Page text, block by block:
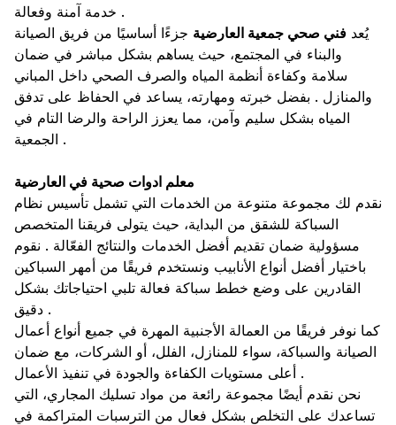
خدمة آمنة وفعالة .
يُعد فني صحي جمعية العارضية جزءًا أساسيًا من فريق الصيانة
والبناء في المجتمع، حيث يساهم بشكل مباشر في ضمان
سلامة وكفاءة أنظمة المياه والصرف الصحي داخل المباني
والمنازل . بفضل خبرته ومهارته، يساعد في الحفاظ على تدفق
المياه بشكل سليم وآمن، مما يعزز الراحة والرضا التام في
الجمعية .
معلم ادوات صحية في العارضية
نقدم لك مجموعة متنوعة من الخدمات التي تشمل تأسيس نظام
السباكة للشقق من البداية، حيث يتولى فريقنا المتخصص
مسؤولية ضمان تقديم أفضل الخدمات والنتائج الفعّالة . نقوم
باختيار أفضل أنواع الأنابيب ونستخدم فريقًا من أمهر السباكين
القادرين على وضع خطط سباكة فعالة تلبي احتياجاتك بشكل
دقيق .
كما نوفر فريقًا من العمالة الأجنبية المهرة في جميع أنواع أعمال
الصيانة والسباكة، سواء للمنازل، الفلل، أو الشركات، مع ضمان
أعلى مستويات الكفاءة والجودة في تنفيذ الأعمال .
نحن نقدم أيضًا مجموعة رائعة من مواد تسليك المجاري، التي
تساعدك على التخلص بشكل فعال من الترسبات المتراكمة في